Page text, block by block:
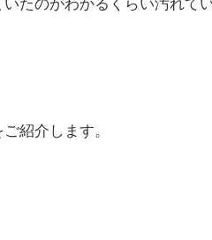
紹介します。